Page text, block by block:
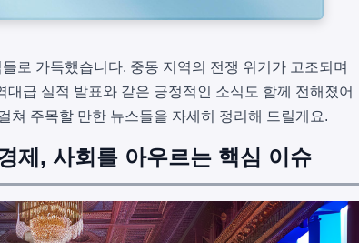
로 가득했습니다. 중동 지역의 전쟁 위기가 고조되며
급 실적 발표와 같은 긍정적인 소식도 함께 전해졌어
쳐 주목할 만한 뉴스들을 자세히 정리해 드릴게요.
제, 사회를 아우르는 핵심 이슈